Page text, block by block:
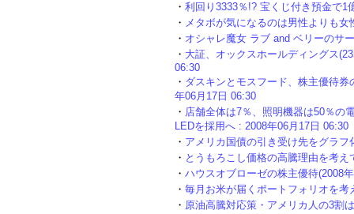
・ 利回り3333％!? 宝くじ付き預金で1
・ メタボが気になるのは男性よりも
・ オシャレ魔女 ラブ and ベリーのサ
・ 大証、オックスホールディングス
06:30
・ ダスキンとモスフード、株主優待
年06月17日 06:30
・ 店舗全体は7％、照明機器は50％の
LEDを採用へ : 2008年06月17日 06:30
・ アメリカ国債の引き受け先をグラ
・ とうもろこし価格の高騰理由を考
・ ハウスオブローゼの株主優待(2008
・ 毎月お米が届くポートフォリオを
・ 原油高騰対応策・アメリカ人の3割